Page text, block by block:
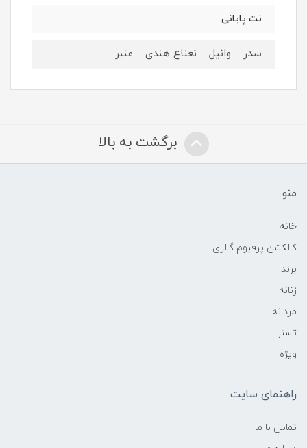
نت پایانی
سدر – وانیل – نعناع هندی – عنبر
برگشت به بالا
منو
خانه
کالکشن پرفیوم گالری
برند
زنانه
مردانه
تستر
ویژه
راهنمای سایت
تماس با ما